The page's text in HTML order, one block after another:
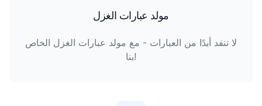
مولد عبارات الغزل
لا تنفد أبدًا من العبارات - مع مولد عبارات الغزل الخاص
بنا!